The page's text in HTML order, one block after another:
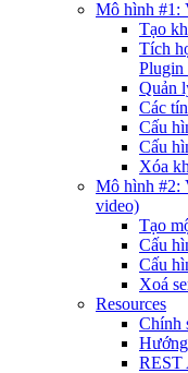
Mô hình #1:
Tạo
Tích
Plugin
Quản
Các
Cấu
Cấu
Xóa
Mô hình #2:
video)
Tạo
Cấu
Cấu
Xoá
Resources
Chính
REST